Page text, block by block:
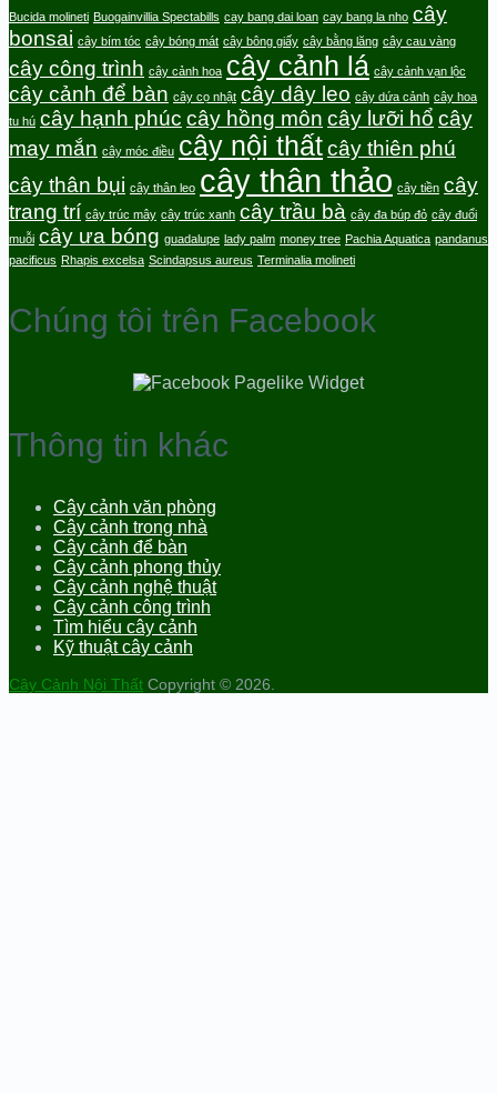
Bucida molineti Buogainvillia Spectabills cay bang dai loan cay bang la nho cây
bonsai cây bím tóc cây bóng mát cây bông giấy cây bằng lăng cây cau vàng
cây công trình cây cảnh hoa cây cảnh lá cây cảnh vạn lộc
cây cảnh để bàn cây cọ nhật cây dây leo cây dứa cảnh cây hoa
tu hú cây hạnh phúc cây hồng môn cây lưỡi hổ cây
may mắn cây móc điều cây nội thấtcây thiên phú
cây thân bụi cây thân leo cây thân thảo cây tiền cây
trang trí cây trúc mây cây trúc xanh cây trầu bà cây đa búp đỏ cây đuổi
muỗi cây ưa bóng guadalupe lady palm money tree Pachia Aquatica pandanus
pacificus Rhapis excelsa Scindapsus aureus Terminalia molineti
Chúng tôi trên Facebook
Thông tin khác
Cây cảnh văn phòng
Cây cảnh trong nhà
Cây cảnh để bàn
Cây cảnh phong thủy
Cây cảnh nghệ thuật
Cây cảnh công trình
Tìm hiểu cây cảnh
Kỹ thuật cây cảnh
Cây Cảnh Nội Thất Copyright © 2026.